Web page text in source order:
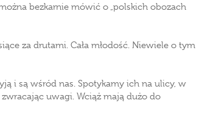
bezkarnie mówić o „polskich obozach
za drutami. Cała młodość. Niewiele o tym
i są wśród nas. Spotykamy ich na ulicy, w
uwagi. Wciąż mają dużo do